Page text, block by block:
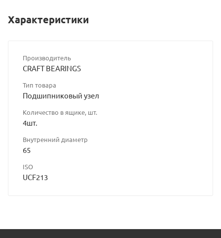
Характеристики
Производитель
CRAFT BEARINGS
Тип товара
Подшипниковый узел
Количество в ящике, шт.
4шт.
Внутренний диаметр
65
ISO
UCF213